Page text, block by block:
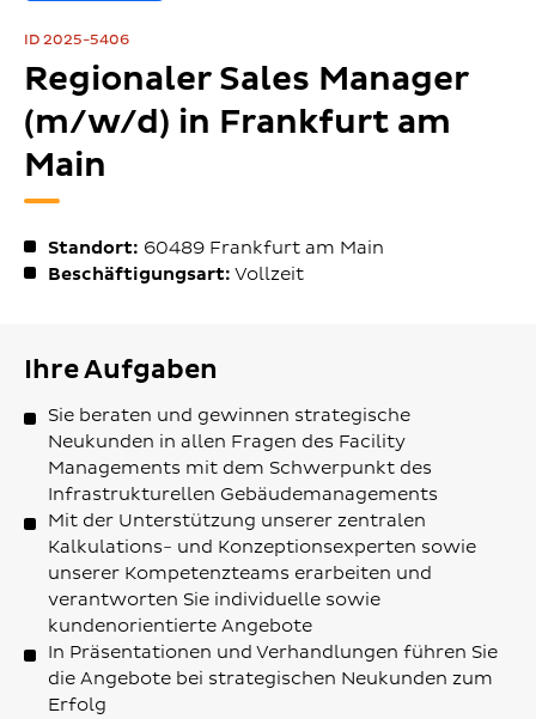
ID 2025-5406
Regionaler Sales Manager
(m/w/d) in Frankfurt am
Main
Standort: 60489 Frankfurt am Main
Beschäftigungsart: Vollzeit
Ihre Aufgaben
Sie beraten und gewinnen strategische
Neukunden in allen Fragen des Facility
Managements mit dem Schwerpunkt des
Infrastrukturellen Gebäudemanagements
Mit der Unterstützung unserer zentralen
Kalkulations- und Konzeptionsexperten sowie
unserer Kompetenzteams erarbeiten und
verantworten Sie individuelle sowie
kundenorientierte Angebote
In Präsentationen und Verhandlungen führen Sie
die Angebote bei strategischen Neukunden zum
Erfolg